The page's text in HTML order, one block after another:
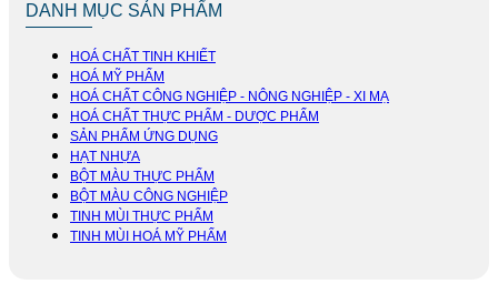
DANH MỤC SẢN PHẨM
HOÁ CHẤT TINH KHIẾT
HOÁ MỸ PHẨM
HOÁ CHẤT CÔNG NGHIỆP - NÔNG NGHIỆP - XI MẠ
HOÁ CHẤT THỰC PHẨM - DƯỢC PHẨM
SẢN PHẨM ỨNG DỤNG
HẠT NHỰA
BỘT MÀU THỰC PHẨM
BỘT MÀU CÔNG NGHIỆP
TINH MÙI THỰC PHẨM
TINH MÙI HOÁ MỸ PHẨM